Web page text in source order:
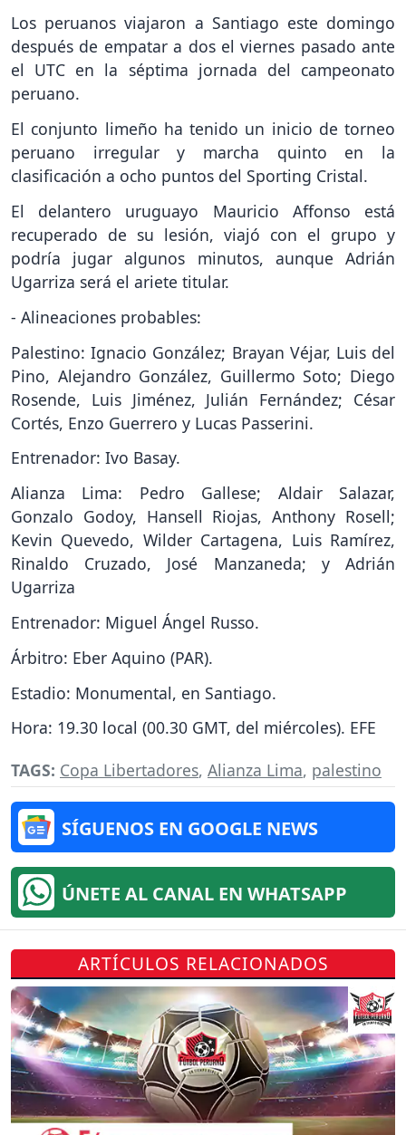
Los peruanos viajaron a Santiago este domingo
después de empatar a dos el viernes pasado ante
el UTC en la séptima jornada del campeonato
peruano.
El conjunto limeño ha tenido un inicio de torneo
peruano irregular y marcha quinto en la
clasificación a ocho puntos del Sporting Cristal.
El delantero uruguayo Mauricio Affonso está
recuperado de su lesión, viajó con el grupo y
podría jugar algunos minutos, aunque Adrián
Ugarriza será el ariete titular.
- Alineaciones probables:
Palestino: Ignacio González; Brayan Véjar, Luis del
Pino, Alejandro González, Guillermo Soto; Diego
Rosende, Luis Jiménez, Julián Fernández; César
Cortés, Enzo Guerrero y Lucas Passerini.
Entrenador: Ivo Basay.
Alianza Lima: Pedro Gallese; Aldair Salazar,
Gonzalo Godoy, Hansell Riojas, Anthony Rosell;
Kevin Quevedo, Wilder Cartagena, Luis Ramírez,
Rinaldo Cruzado, José Manzaneda; y Adrián
Ugarriza
Entrenador: Miguel Ángel Russo.
Árbitro: Eber Aquino (PAR).
Estadio: Monumental, en Santiago.
Hora: 19.30 local (00.30 GMT, del miércoles). EFE
TAGS: Copa Libertadores, Alianza Lima, palestino
SÍGUENOS EN GOOGLE NEWS
ÚNETE AL CANAL EN WHATSAPP
ARTÍCULOS RELACIONADOS